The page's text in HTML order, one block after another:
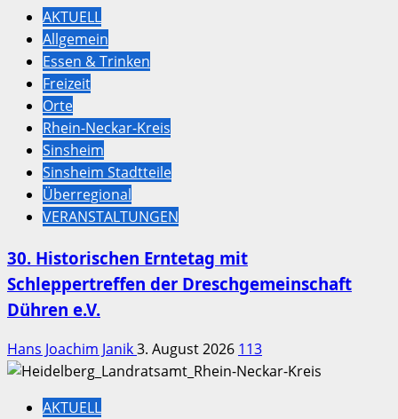
AKTUELL
Allgemein
Essen & Trinken
Freizeit
Orte
Rhein-Neckar-Kreis
Sinsheim
Sinsheim Stadtteile
Überregional
VERANSTALTUNGEN
30. Historischen Erntetag mit
Schleppertreffen der Dreschgemeinschaft
Dühren e.V.
Hans Joachim Janik3. August 2026 113
AKTUELL